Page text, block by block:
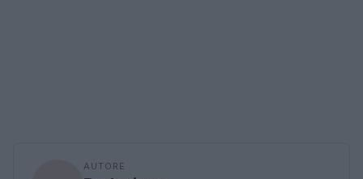
AUTORE